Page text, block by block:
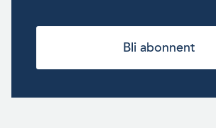
Bli abonnent